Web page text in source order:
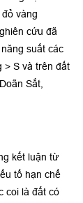
vàng
cứu đã
suất các
> S và trên đất
Sắt,
kết luận từ
tố hạn chế
coi là đất có